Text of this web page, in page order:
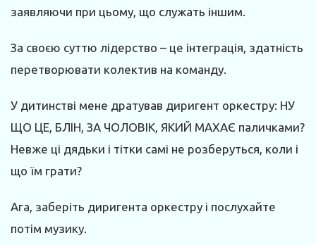
заявляючи при цьому, що служать іншим.
За своєю суттю лідерство – це інтеграція, здатність
перетворювати колектив на команду.
У дитинстві мене дратував диригент оркестру: НУ
ЩО ЦЕ, БЛІН, ЗА ЧОЛОВІК, ЯКИЙ МАХАЄ паличками?
Невже ці дядьки і тітки самі не розберуться, коли і
що їм грати?
Ага, заберіть диригента оркестру і послухайте
потім музику.